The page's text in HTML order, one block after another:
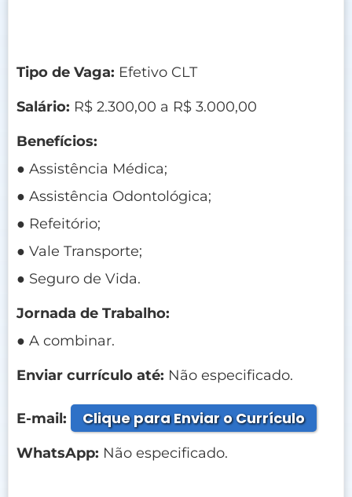
Tipo de Vaga: Efetivo CLT
Salário: R$ 2.300,00 a R$ 3.000,00
Benefícios:
● Assistência Médica;
● Assistência Odontológica;
● Refeitório;
● Vale Transporte;
● Seguro de Vida.
Jornada de Trabalho:
● A combinar.
Enviar currículo até: Não especificado.
E-mail: Clique para Enviar o Currículo
WhatsApp: Não especificado.